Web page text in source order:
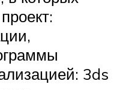
3ds